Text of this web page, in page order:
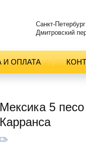
Санкт-Петербург
Дмитровский
И ОПЛАТА
Мексика 5
Карранса